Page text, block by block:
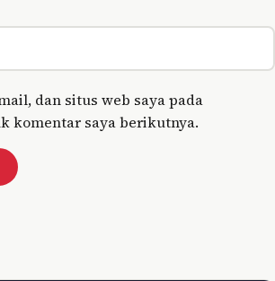
dan situs web saya pada
komentar saya berikutnya.